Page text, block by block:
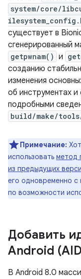
system/core/
существует в
сгенерированный
getpwnam() и
созданию
изменения
об инструментах и
подробными
build/make/
Примечание:
использовать метод
из предыдущих
его одновременно с
по возможности
Добавить
Android
В Android 8.0